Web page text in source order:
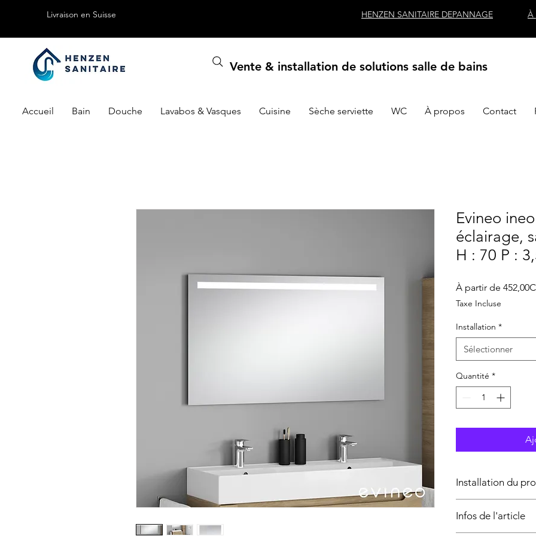
Livraison en Suisse HENZEN SANITAIRE DEPANNAGE À
Vente & installation de solutions salle de bains
Accueil Bain Douche Lavabos & Vasques Cuisine Sèche serviette WC À propos Contact
Evineo
éclairage,
H : 70 P :
À partir de
Taxe Incluse
Installation *
Sélectionner
Quantité *
Installation du
qualifié.
Cette prestation
Infos de l'article